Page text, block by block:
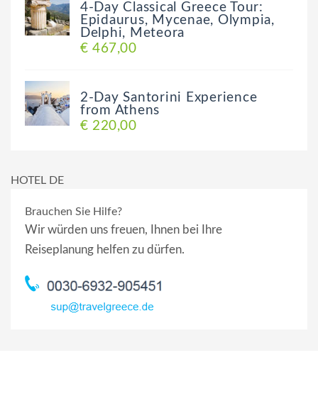
4-Day Classical Greece Tour:
Epidaurus, Mycenae, Olympia,
Delphi, Meteora
€ 467,00
2-Day Santorini Experience
from Athens
€ 220,00
HOTEL DE
Brauchen Sie Hilfe?
Wir würden uns freuen, Ihnen bei Ihre
Reiseplanung helfen zu dürfen.